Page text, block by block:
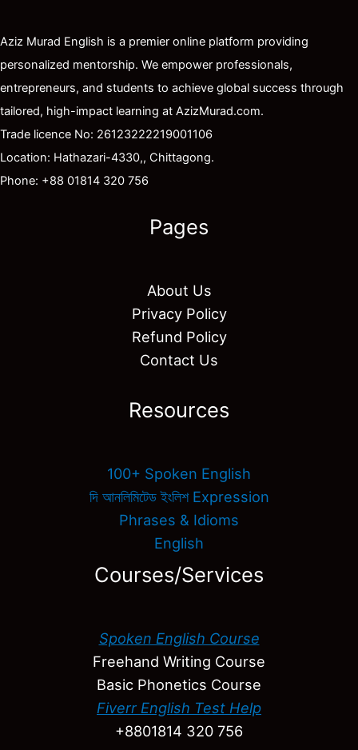
Aziz Murad English is a premier online platform providing
personalized mentorship. We empower professionals,
entrepreneurs, and students to achieve global success through
tailored, high-impact learning at AzizMurad.com.
Trade licence No: 26123222219001106
Location: Hathazari-4330,, Chittagong.
Phone: +88 01814 320 756
Pages
About Us
Privacy Policy
Refund Policy
Contact Us
Resources
100+ Spoken English
দি আনলিমিটেড ইংলিশ Expression
Phrases & Idioms
English
Courses/Services
Spoken English Course
Freehand Writing Course
Basic Phonetics Course
Fiverr English Test Help
+8801814 320 756